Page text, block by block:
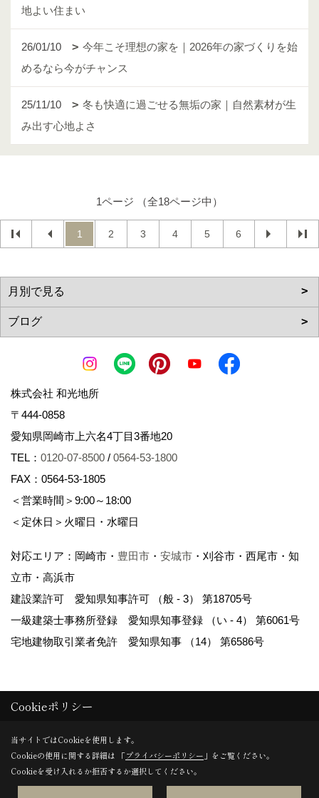
地よい住まい
26/01/10
今年こそ理想の家を｜2026年の家づくりを始
めるなら今がチャンス
25/11/10
冬も快適に過ごせる無垢の家｜自然素材が生
み出す心地よさ
1ページ （全18ページ中）
1 2 3 4 5 6
株式会社 和光地所
〒444-0858
愛知県岡崎市上六名4丁目3番地20
TEL： 0120-07-8500 / 0564-53-1800
FAX：0564-53-1805
＜営業時間＞9:00～18:00
＜定休日＞火曜日・水曜日
対応エリア：岡崎市・ 豊田市 ・ 安城市 ・刈谷市・西尾市・知
立市・高浜市
建設業許可 愛知県知事許可 （般 - 3） 第18705号
一級建築士事務所登録 愛知県知事登録 （い - 4） 第6061号
宅地建物取引業者免許 愛知県知事 （14） 第6586号
Copyright (c)岡崎市の注文住宅・建売・新築戸建てなら WAKO / 和光
地所.All Rights Reserved.
Cookieポリシー
当サイトではCookieを使用します。
Cookieの使用に関する詳細は 「プライバシーポリシー 」をご覧ください。
Cookieを受け入れるか拒否するか選択してください。